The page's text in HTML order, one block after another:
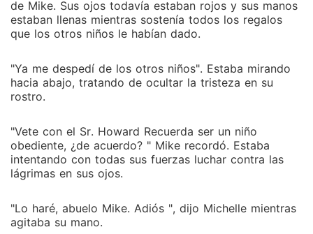
de Mike. Sus ojos todavía estaban rojos y sus manos
estaban llenas mientras sostenía todos los regalos
que los otros niños le habían dado.
"Ya me despedí de los otros niños". Estaba mirando
hacia abajo, tratando de ocultar la tristeza en su
rostro.
"Vete con el Sr. Howard Recuerda ser un niño
obediente, ¿de acuerdo? " Mike recordó. Estaba
intentando con todas sus fuerzas luchar contra las
lágrimas en sus ojos.
"Lo haré, abuelo Mike. Adiós ", dijo Michelle mientras
agitaba su mano.